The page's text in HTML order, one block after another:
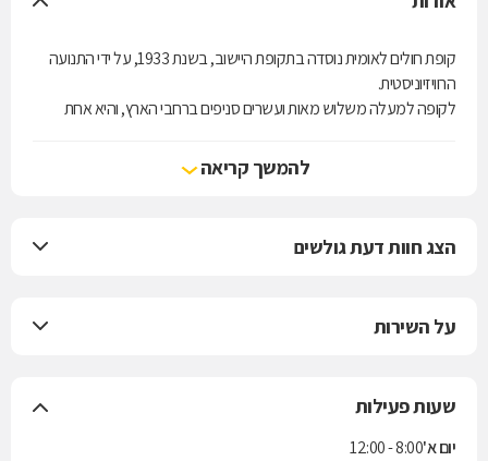
קופת חולים לאומית נוסדה בתקופת היישוב, בשנת 1933, על ידי התנועה
הרוויזיוניסטית.
לקופה למעלה משלוש מאות ועשרים סניפים ברחבי הארץ, והיא אחת
להמשך קריאה
הצג חוות דעת גולשים
על השירות
שעות פעילות
יום א'8:00 - 12:00